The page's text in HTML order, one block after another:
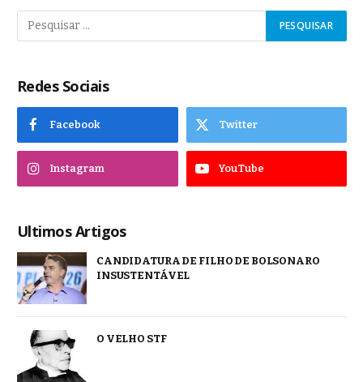
Redes Sociais
Facebook Twitter
Instagram YouTube
Ultimos Artigos
CANDIDATURA DE FILHO DE BOLSONARO
INSUSTENTÁVEL
O VELHO STF